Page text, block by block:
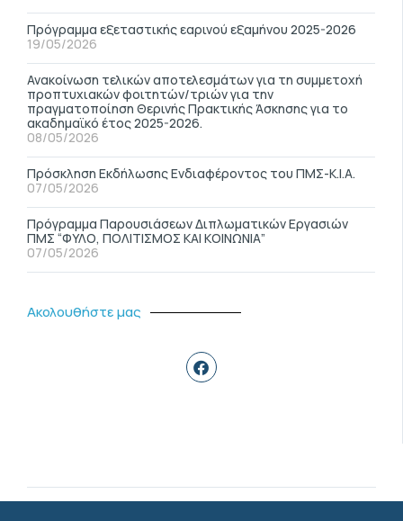
Πρόγραμμα εξεταστικής εαρινού εξαμήνου 2025-2026
19/05/2026
Ανακοίνωση τελικών αποτελεσμάτων για τη συμμετοχή
προπτυχιακών φοιτητών/τριών για την
πραγματοποίηση Θερινής Πρακτικής Άσκησης για το
ακαδημαϊκό έτος 2025-2026.
08/05/2026
Πρόσκληση Εκδήλωσης Ενδιαφέροντος του ΠΜΣ-Κ.Ι.Α.
07/05/2026
Πρόγραμμα Παρουσιάσεων Διπλωματικών Εργασιών
ΠΜΣ “ΦΥΛΟ, ΠΟΛΙΤΙΣΜΟΣ ΚΑΙ ΚΟΙΝΩΝΙΑ”
07/05/2026
Ακολουθήστε μας